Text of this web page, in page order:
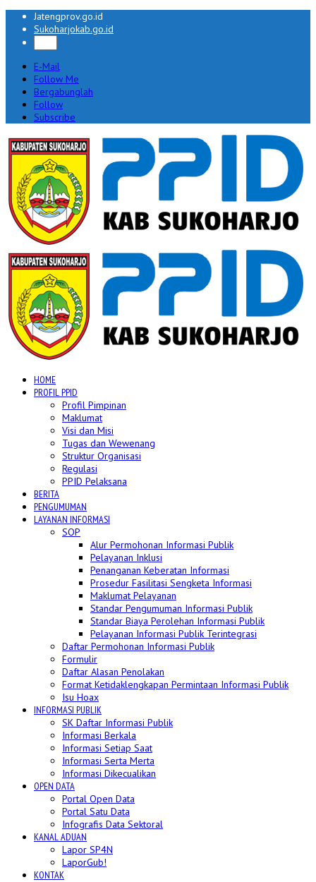
Jatengprov.go.id
Sukoharjokab.go.id
E-Mail
Follow Me
Bergabunglah
Follow
Subscribe
HOME
PROFIL PPID
Profil Pimpinan
Maklumat
Visi dan Misi
Tugas dan Wewenang
Struktur Organisasi
Regulasi
PPID Pelaksana
BERITA
PENGUMUMAN
LAYANAN INFORMASI
SOP
Alur Permohonan Informasi Publik
Pelayanan Inklusi
Penanganan Keberatan Informasi
Prosedur Fasilitasi Sengketa Informasi
Maklumat Pelayanan
Standar Pengumuman Informasi Publik
Standar Biaya Perolehan Informasi Publik
Pelayanan Informasi Publik Terintegrasi
Daftar Permohonan Informasi Publik
Formulir
Daftar Alasan Penolakan
Format Ketidaklengkapan Permintaan Informasi Publik
Isu Hoax
INFORMASI PUBLIK
SK Daftar Informasi Publik
Informasi Berkala
Informasi Setiap Saat
Informasi Serta Merta
Informasi Dikecualikan
OPEN DATA
Portal Open Data
Portal Satu Data
Infografis Data Sektoral
KANAL ADUAN
Lapor SP4N
LaporGub!
KONTAK